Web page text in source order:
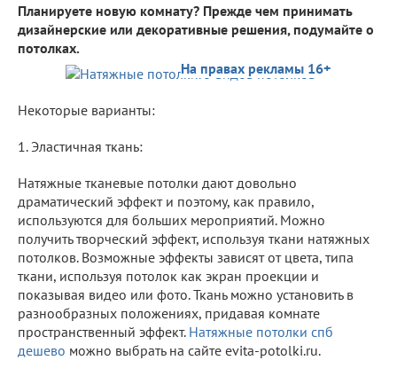
Планируете новую комнату? Прежде чем принимать
дизайнерские или декоративные решения, подумайте о
потолках.
На правах рекламы 16+
Некоторые варианты:
1. Эластичная ткань:
Натяжные тканевые потолки дают довольно
драматический эффект и поэтому, как правило,
используются для больших мероприятий. Можно
получить творческий эффект, используя ткани натяжных
потолков. Возможные эффекты зависят от цвета, типа
ткани, используя потолок как экран проекции и
показывая видео или фото. Ткань можно установить в
разнообразных положениях, придавая комнате
пространственный эффект. Натяжные потолки спб
дешево можно выбрать на сайте evita-potolki.ru.